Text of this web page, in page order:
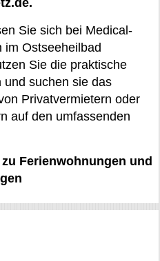
Sie sich bei Medical-
im Ostseeheilbad
Sie die praktische
und suchen sie das
Privatvermietern oder
auf den umfassenden
Ferienwohnungen und